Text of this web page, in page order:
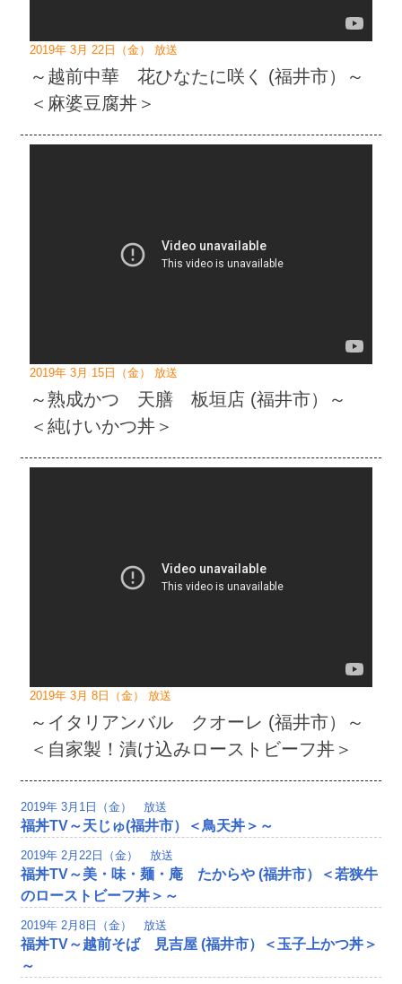
2019年 3月 22日（金） 放送
～越前中華 花ひなたに咲く (福井市）～
＜麻婆豆腐丼＞
2019年 3月 15日（金） 放送
～熟成かつ 天膳 板垣店 (福井市）～
＜純けいかつ丼＞
2019年 3月 8日（金） 放送
～イタリアンバル クオーレ (福井市）～
＜自家製！漬け込みローストビーフ丼＞
2019年 3月1日（金） 放送
福丼TV～天じゅ(福井市）＜鳥天丼＞～
2019年 2月22日（金） 放送
福丼TV～美・味・麺・庵 たからや (福井市）＜若狭牛
のローストビーフ丼＞～
2019年 2月8日（金） 放送
福丼TV～越前そば 見吉屋 (福井市）＜玉子上かつ丼＞
～